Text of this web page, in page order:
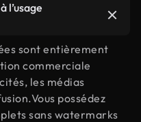
l’usage
sont entièrement
commerciale
les médias
possédez
sans watermarks